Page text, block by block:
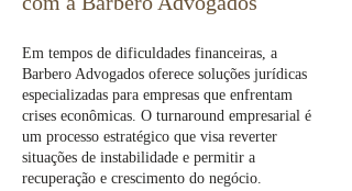
Em tempos de dificuldades financeiras, a
Barbero Advogados oferece soluções jurídicas
especializadas para empresas que enfrentam
crises econômicas. O turnaround empresarial é
um processo estratégico que visa reverter
situações de instabilidade e permitir a
recuperação e crescimento do negócio.